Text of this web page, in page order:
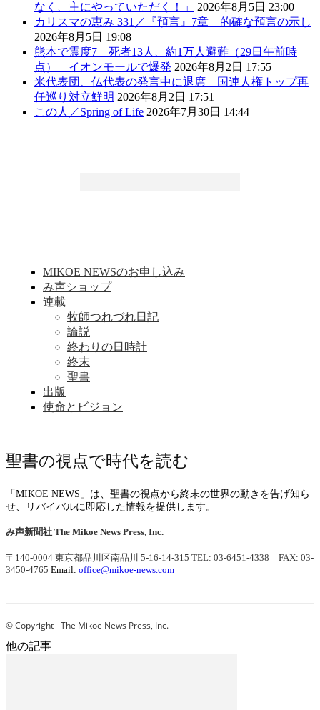
なく、主にやっていただく！」
2026年8月5日 23:00
カリスマの恵み 331／『預言』7章 的確な預言の示し
2026年8月5日 19:08
熊本で震度7 死者13人、約1万人避難（29日午前時
点） イオンモールで爆発 2026年8月2日 17:55
米代表団、仏代表の発言中に退席 国連人権トップ再
任巡り対立鮮明 2026年8月2日 17:51
この人／Spring of Life 2026年7月30日 14:44
MIKOE NEWSのお申し込み
み声ショップ
連載
牧師つれづれ日記
論説
終わりの日時計
終末
聖書
出版
使命とビジョン
聖書の視点で時代を読む
「MIKOE NEWS」は、聖書の視点から終末の世界の動きを告げ知ら
せ、リバイバルに即応した情報を提供します。
み声新聞社 The Mikoe News Press, Inc.
〒140-0004 東京都品川区南品川 5-16-14-315 TEL: 03-6451-4338 FAX: 03-
3450-4765 Email: office@mikoe-news.com
© Copyright - The Mikoe News Press, Inc.
他の記事